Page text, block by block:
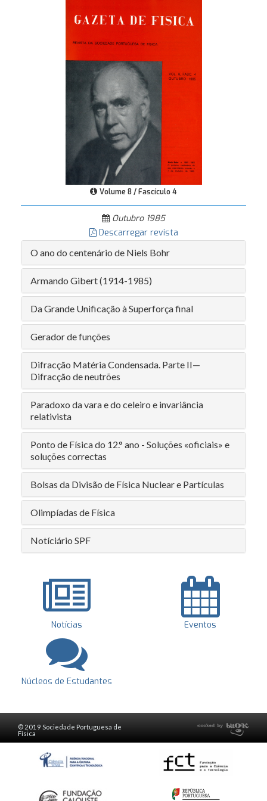
Volume 8 / Fascículo 4
Outubro 1985
Descarregar revista
O ano do centenário de Niels Bohr
Armando Gibert (1914-1985)
Da Grande Unificação à Superforça final
Gerador de funções
Difracção Matéria Condensada. Parte II—
Difracção de neutrões
Paradoxo da vara e do celeiro e invariância
relativista
Ponto de Física do 12.° ano - Soluções «oficiais» e
soluções correctas
Bolsas da Divisão de Física Nuclear e Partículas
Olimpíadas de Física
Notíciário SPF
Notícias Eventos
Núcleos de Estudantes
© 2019 Sociedade Portuguesa de
Física